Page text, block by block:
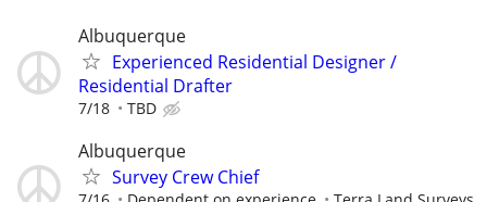
Albuquerque
Experienced Residential Designer /
Residential Drafter
7/18 TBD
Albuquerque
Survey Crew Chief